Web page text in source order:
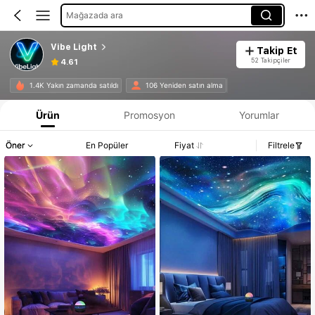
Mağazada ara
Vibe Light
4.61
Takip Et
52 Takipçiler
1.4K Yakın zamanda satıldı 106 Yeniden satın alma
Ürün Promosyon Yorumlar
Öner En Popüler Fiyat Filtrele